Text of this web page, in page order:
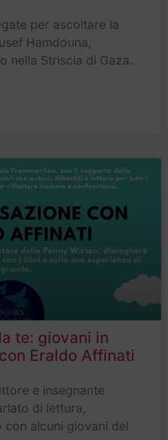
per ascoltare la
Hamdouna,
nella Striscia di Gaza.
te: giovani in
Eraldo Affinati
e insegnante
di lettura,
alcuni giovani del